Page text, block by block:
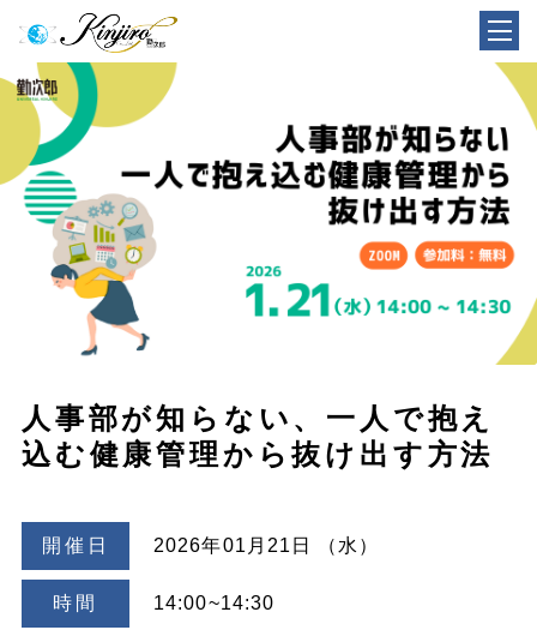
人事部が知らない、一人で抱え
込む健康管理から抜け出す方法
開催日 2026年01月21日 （水）
時間 14:00~14:30